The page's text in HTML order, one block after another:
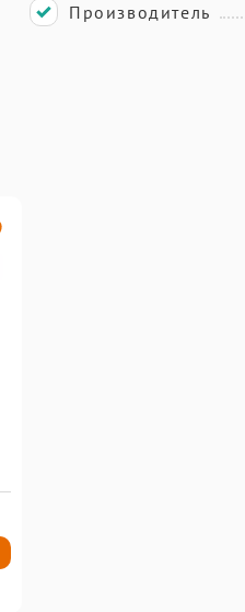
Производитель